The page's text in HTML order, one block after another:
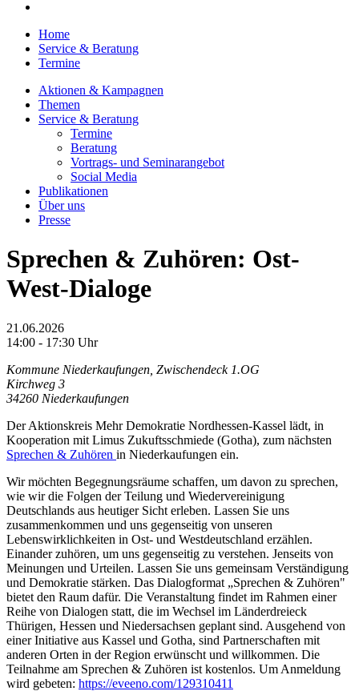
Home
Service & Beratung
Termine
Aktionen & Kampagnen
Themen
Service & Beratung
Termine
Beratung
Vortrags- und Seminarangebot
Social Media
Publikationen
Über uns
Presse
Sprechen & Zuhören: Ost-
West-Dialoge
21.06.2026
14:00 - 17:30 Uhr
Kommune Niederkaufungen, Zwischendeck 1.OG
Kirchweg 3
34260 Niederkaufungen
Der Aktionskreis Mehr Demokratie Nordhessen-Kassel lädt, in
Kooperation mit Limus Zukuftsschmiede (Gotha), zum nächsten
Sprechen & Zuhören in Niederkaufungen ein.
Wir möchten Begegnungsräume schaffen, um davon zu sprechen,
wie wir die Folgen der Teilung und Wiedervereinigung
Deutschlands aus heutiger Sicht erleben. Lassen Sie uns
zusammenkommen und uns gegenseitig von unseren
Lebenswirklichkeiten in Ost- und Westdeutschland erzählen.
Einander zuhören, um uns gegenseitig zu verstehen. Jenseits von
Meinungen und Urteilen. Lassen Sie uns gemeinsam Verständigung
und Demokratie stärken. Das Dialogformat „Sprechen & Zuhören"
bietet den Raum dafür. Die Veranstaltung findet im Rahmen einer
Reihe von Dialogen statt, die im Wechsel im Länderdreieck
Thürigen, Hessen und Niedersachsen geplant sind. Ausgehend von
einer Initiative aus Kassel und Gotha, sind Partnerschaften mit
anderen Orten in der Region erwünscht und willkommen. Die
Teilnahme am Sprechen & Zuhören ist kostenlos. Um Anmeldung
wird gebeten: https://eveeno.com/129310411